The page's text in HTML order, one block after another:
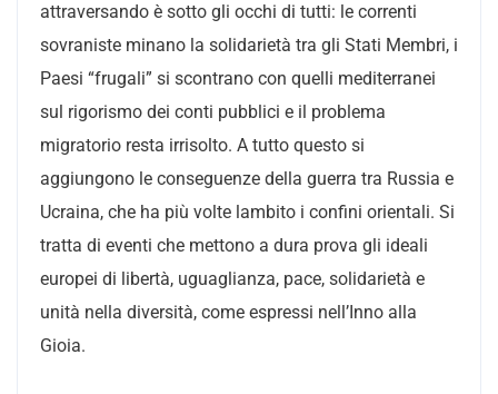
attraversando è sotto gli occhi di tutti: le correnti
sovraniste minano la solidarietà tra gli Stati Membri, i
Paesi “frugali” si scontrano con quelli mediterranei
sul rigorismo dei conti pubblici e il problema
migratorio resta irrisolto. A tutto questo si
aggiungono le conseguenze della guerra tra Russia e
Ucraina, che ha più volte lambito i confini orientali. Si
tratta di eventi che mettono a dura prova gli ideali
europei di libertà, uguaglianza, pace, solidarietà e
unità nella diversità, come espressi nell’Inno alla
Gioia.